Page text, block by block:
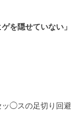
を隠せていない」
ッ◯スの足切り回避